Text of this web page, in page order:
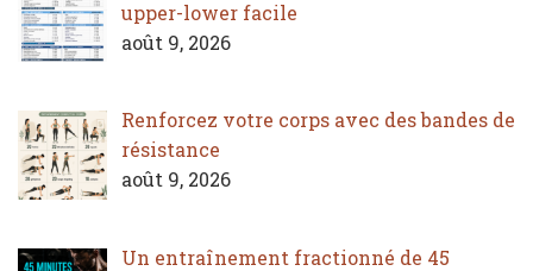
upper-lower facile
août 9, 2026
Renforcez votre corps avec des bandes de
résistance
août 9, 2026
Un entraînement fractionné de 45